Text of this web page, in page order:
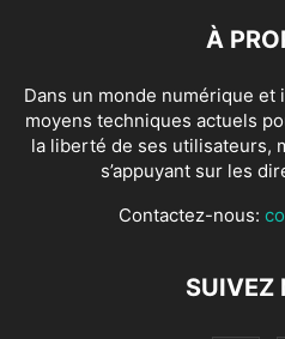
À
Dans un monde numérique et
moyens techniques actuels
la liberté de ses utilisateurs,
s’appuyant sur les
Contactez-nous:
SUIVEZ